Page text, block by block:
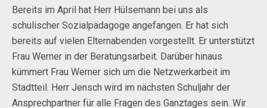
Bereits im April hat Herr Hülsemann bei uns als
schulischer Sozialpädagoge angefangen. Er hat sich
bereits auf vielen Elternabenden vorgestellt. Er unterstützt
Frau Werner in der Beratungsarbeit. Darüber hinaus
kümmert Frau Werner sich um die Netzwerkarbeit im
Stadtteil. Herr Jensch wird im nächsten Schuljahr der
Ansprechpartner für alle Fragen des Ganztages sein. Wir